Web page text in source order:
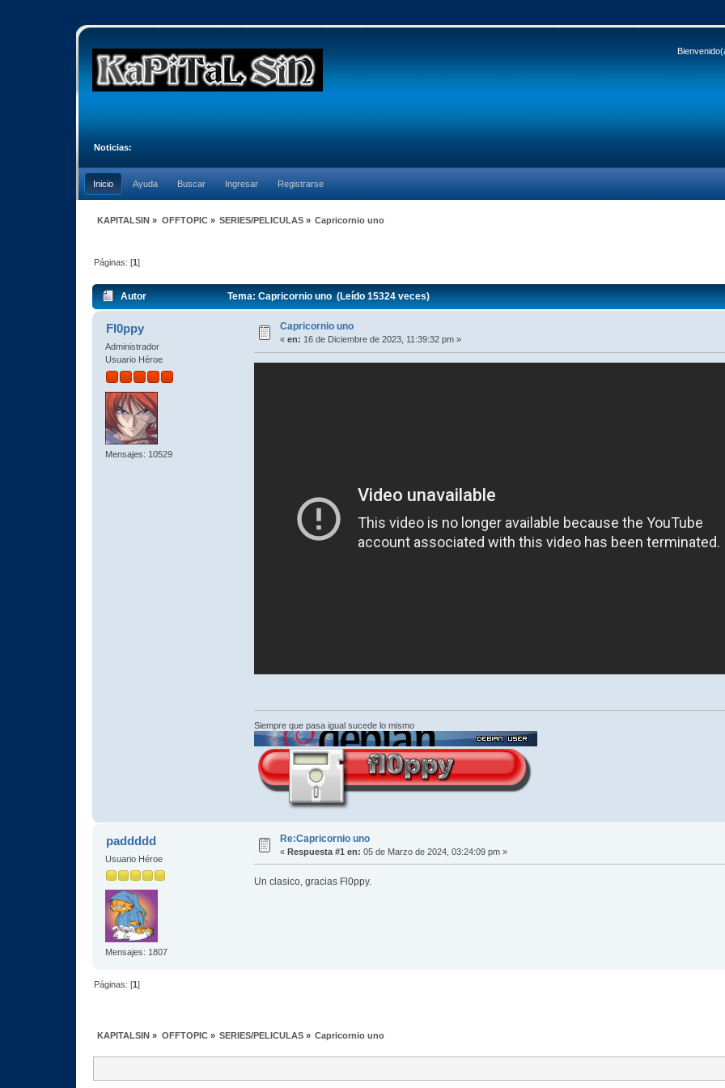
Noticias:
Inicio Ayuda Buscar Ingresar Registrarse
KAPITALSIN » OFFTOPIC» SERIES/PELICULAS » Capricornio uno
Páginas: [1]
Autor Tema: Capricornio uno (Leído 15324 veces)
Fl0ppy
Administrador
Usuario Héroe
Mensajes: 10529
Capricornio uno
«en: 16 de Diciembre de 2023, 11:39:32 pm »
Siempre que pasa igual sucede lo mismo
paddddd
Usuario Héroe
Mensajes: 1807
Re:Capricornio uno
«Respuesta #1 en: 05 de Marzo de 2024, 03:24:09 pm »
Un clasico, gracias Fl0ppy.
Páginas: [1]
KAPITALSIN » OFFTOPIC» SERIES/PELICULAS » Capricornio uno